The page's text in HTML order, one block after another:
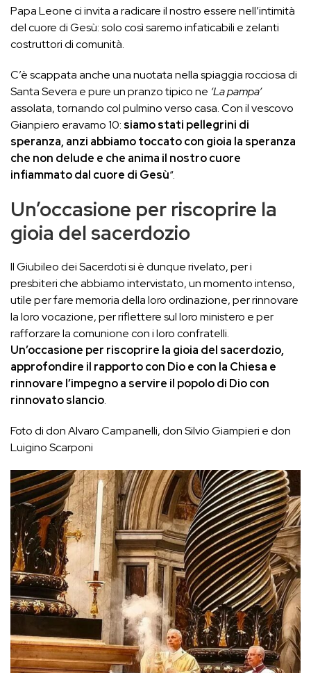
Papa Leone ci invita a radicare il nostro essere nell’intimità
del cuore di Gesù: solo così saremo infaticabili e zelanti
costruttori di comunità.
C’è scappata anche una nuotata nella spiaggia rocciosa di
Santa Severa e pure un pranzo tipico ne ‘La pampa’
assolata, tornando col pulmino verso casa. Con il vescovo
Gianpiero eravamo 10: siamo stati pellegrini di
speranza, anzi abbiamo toccato con gioia la speranza
che non delude e che anima il nostro cuore
infiammato dal cuore di Gesù“.
Un’occasione per riscoprire la
gioia del sacerdozio
Il Giubileo dei Sacerdoti si è dunque rivelato, per i
presbiteri che abbiamo intervistato, un momento intenso,
utile per fare memoria della loro ordinazione, per rinnovare
la loro vocazione, per riflettere sul loro ministero e per
rafforzare la comunione con i loro confratelli.
Un’occasione per riscoprire la gioia del sacerdozio,
approfondire il rapporto con Dio e con la Chiesa e
rinnovare l’impegno a servire il popolo di Dio con
rinnovato slancio.
Foto di don Alvaro Campanelli, don Silvio Giampieri e don
Luigino Scarponi